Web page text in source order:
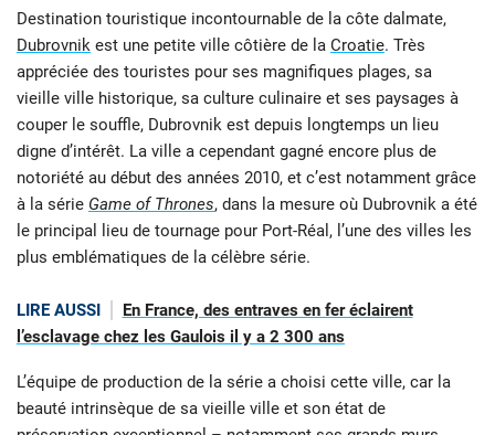
Destination touristique incontournable de la côte dalmate,
Dubrovnik est une petite ville côtière de la Croatie. Très
appréciée des touristes pour ses magnifiques plages, sa
vieille ville historique, sa culture culinaire et ses paysages à
couper le souffle, Dubrovnik est depuis longtemps un lieu
digne d’intérêt. La ville a cependant gagné encore plus de
notoriété au début des années 2010, et c’est notamment grâce
à la série Game of Thrones, dans la mesure où Dubrovnik a été
le principal lieu de tournage pour Port-Réal, l’une des villes les
plus emblématiques de la célèbre série.
LIRE AUSSI
En France, des entraves en fer éclairent
l’esclavage chez les Gaulois il y a 2 300 ans
L’équipe de production de la série a choisi cette ville, car la
beauté intrinsèque de sa vieille ville et son état de